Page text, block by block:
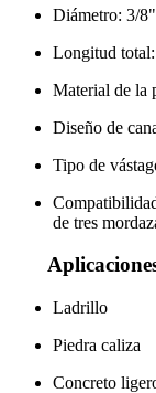
Diámetro: 3/
Longitud
Material de la
Diseño de
Tipo de
de tres
Ladrillo
Piedra caliza
Concreto